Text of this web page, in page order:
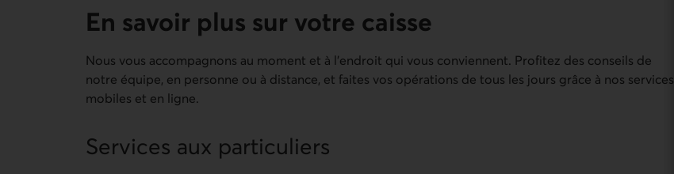
En savoir plus sur votre caisse
Nous vous accompagnons au moment et à l’endroit qui vous conviennent. Profitez des conseils de
notre équipe, en personne ou à distance, et faites vos opérations de tous les jours grâce à nos services
mobiles et en ligne.
Services aux particuliers